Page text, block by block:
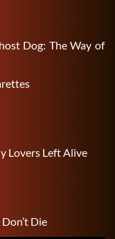
Dog: The Way of
Lo­vers Left Alive
Die